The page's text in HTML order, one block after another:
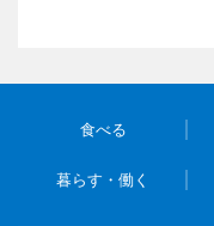
食べる
暮らす・働く